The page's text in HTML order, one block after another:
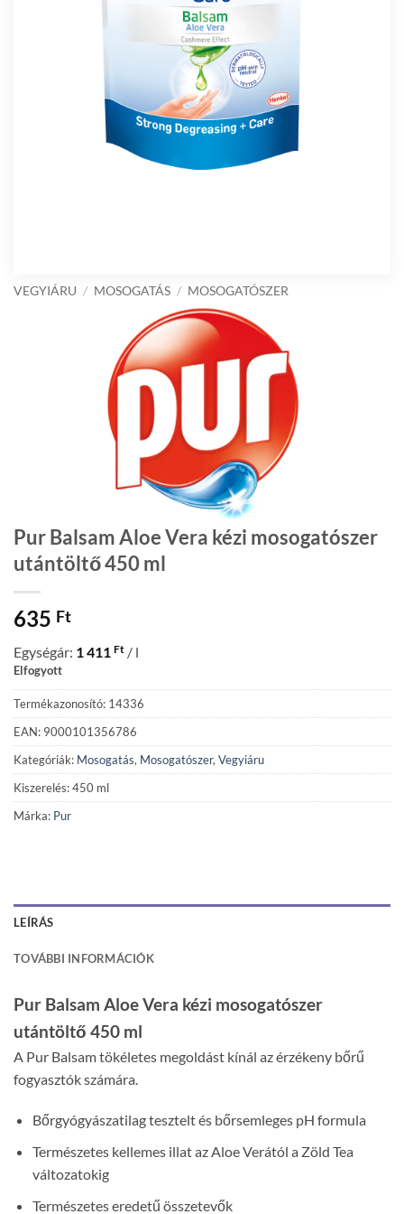
VEGYIÁRU / MOSOGATÁS / MOSOGATÓSZER
Pur Balsam Aloe Vera kézi mosogatószer
utántöltő 450 ml
635 Ft
Egységár: 1 411 Ft / l
Elfogyott
Termékazonosító: 14336
EAN: 9000101356786
Kategóriák: Mosogatás, Mosogatószer, Vegyiáru
Kiszerelés: 450 ml
Márka: Pur
LEÍRÁS
TOVÁBBI INFORMÁCIÓK
Pur Balsam Aloe Vera kézi mosogatószer
utántöltő 450 ml
A Pur Balsam tökéletes megoldást kínál az érzékeny bőrű
fogyasztók számára.
Bőrgyógyászatilag tesztelt és bőrsemleges pH formula
Természetes kellemes illat az Aloe Verától a Zöld Tea
változatokig
Természetes eredetű összetevők